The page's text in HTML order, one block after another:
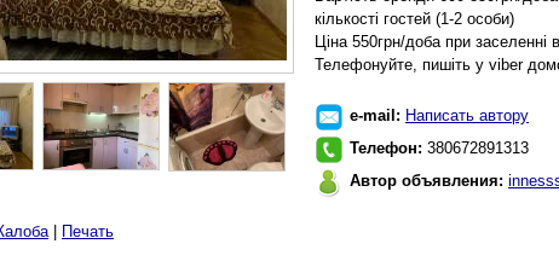
кількості гостей (1-2 особи)
Ціна 550грн/доба при заселенні
Телефонуйте, пишіть у viber
e-mail: Написать автору
Телефон: 380672891313
Автор объявления:
| Печать